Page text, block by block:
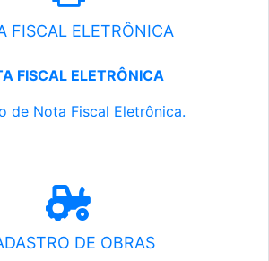
FISCAL ELETRÔNICA
FISCAL ELETRÔNICA
de Nota Fiscal Eletrônica.
DE OBRAS